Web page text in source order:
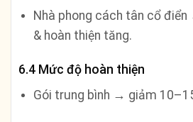
Nhà phong cách tân cổ
& hoàn thiện tăng.
6.4 Mức độ hoàn thiện
Gói trung bình → giảm